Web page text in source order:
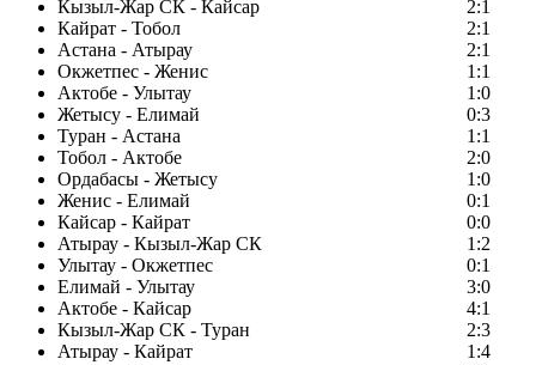
Кызыл-Жар СК - Кайсар
2:1
Кайрат - Тобол
2:1
Астана - Атырау
2:1
Окжетпес - Женис
1:1
Актобе - Улытау
1:0
Жетысу - Елимай
0:3
Туран - Астана
1:1
Тобол - Актобе
2:0
Ордабасы - Жетысу
1:0
Женис - Елимай
0:1
Кайсар - Кайрат
0:0
Атырау - Кызыл-Жар СК
1:2
Улытау - Окжетпес
0:1
Елимай - Улытау
3:0
Актобе - Кайсар
4:1
Кызыл-Жар СК - Туран
2:3
Атырау - Кайрат
1:4